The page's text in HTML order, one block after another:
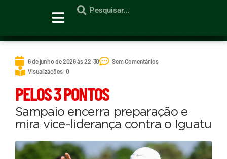
6 de junho de 2026 às 22:30
Sem Comentários
Visualizações: 0
PELOS 3 PONTOS
Sampaio encerra preparação e
mira vice-liderança contra o Iguatu